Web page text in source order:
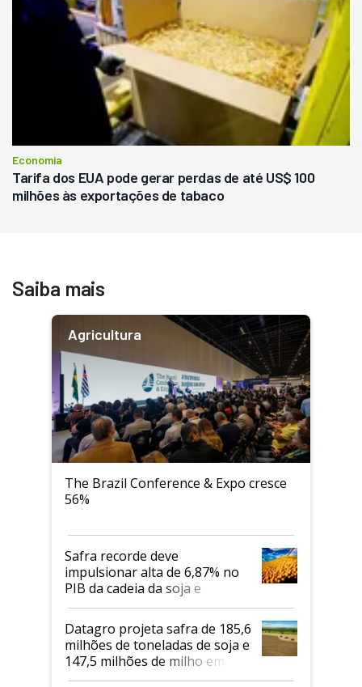
Economia
Tarifa dos EUA pode gerar perdas de até US$ 100
milhões às exportações de tabaco
Saiba mais
Agricultura
The Brazil Conference & Expo cresce
56%
Safra recorde deve
impulsionar alta de 6,87% no
PIB da cadeia da soja e
biodiesel em 2026
Datagro projeta safra de 185,6
milhões de toneladas de soja e
147,5 milhões de milho em
2026/27